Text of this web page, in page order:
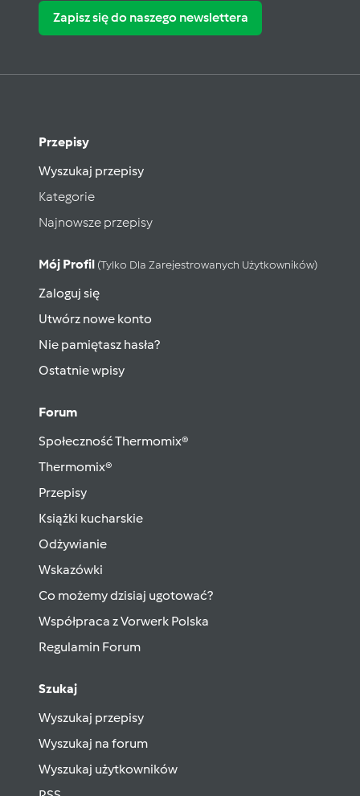
Zapisz się do naszego newslettera
Przepisy
Wyszukaj przepisy
Kategorie
Najnowsze przepisy
Mój Profil (tylko Dla Zarejestrowanych Użytkowników)
Zaloguj się
Utwórz nowe konto
Nie pamiętasz hasła?
Ostatnie wpisy
Forum
Społeczność Thermomix®
Thermomix®
Przepisy
Książki kucharskie
Odżywianie
Wskazówki
Co możemy dzisiaj ugotować?
Współpraca z Vorwerk Polska
Regulamin Forum
Szukaj
Wyszukaj przepisy
Wyszukaj na forum
Wyszukaj użytkowników